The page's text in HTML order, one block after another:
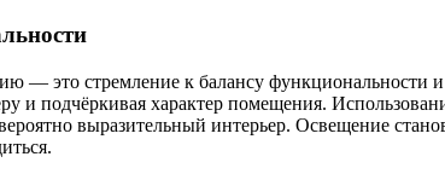
— это стремление к балансу функциональности
и подчёркивая характер помещения.
выразительный интерьер. Освещение